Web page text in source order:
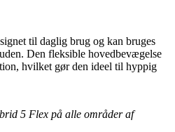
til daglig brug og kan bruges
Den fleksible hovedbevægelse
hvilket gør den ideel til hyppig
5 Flex på alle områder af